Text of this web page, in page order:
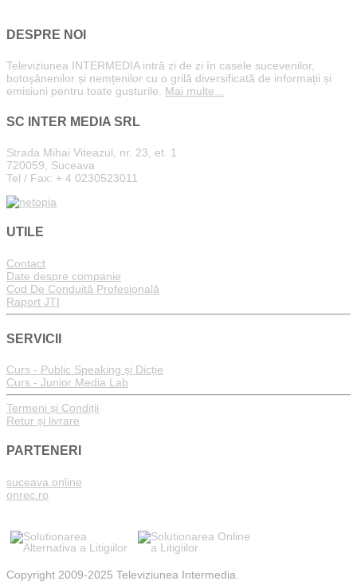
DESPRE NOI
Televiziunea INTERMEDIA intră zi de zi în casele sucevenilor,
botoșănenilor și nemțenilor cu o grilă diversificată de informații și
emisiuni pentru toate gusturile. Mai multe...
SC INTER MEDIA SRL
Strada Mihai Viteazul, nr. 23, et. 1
720059, Suceava
Tel / Fax: + 4 0230523011
UTILE
Contact
Date despre companie
Cod De Conduită Profesională
Raport JTI
SERVICII
Curs - Public Speaking și Dicție
Curs - Junior Media Lab
Termeni și Condiții
Retur și livrare
PARTENERI
suceava.online
onrec.ro
Copyright 2009-2025 Televiziunea Intermedia.